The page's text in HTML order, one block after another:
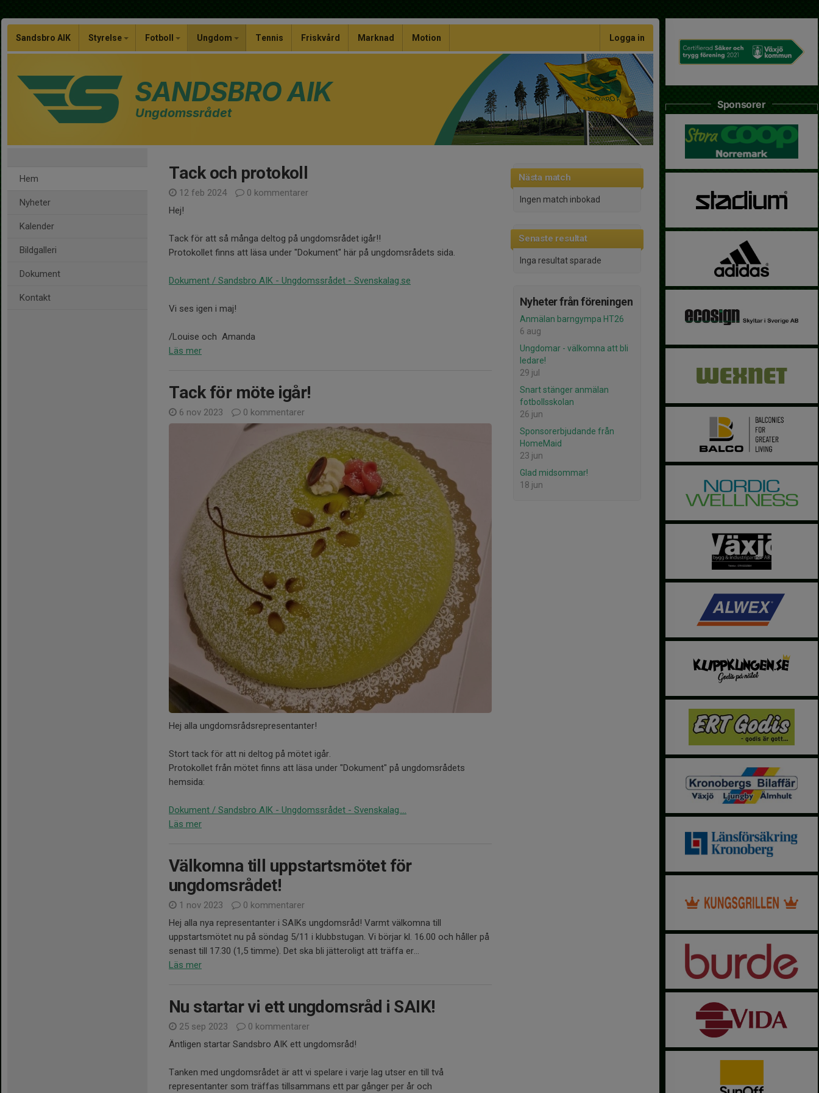
Sandsbro AIK Styrelse Fotboll Ungdom Tennis Friskvård Marknad Motion Logga in
SANDSBRO AIK
Ungdomssrådet
Hem
Nyheter
Kalender
Bildgalleri
Dokument
Kontakt
Nästa match
Ingen match inbokad
Senaste resultat
Inga resultat sparade
Nyheter från föreningen
Anmälan barngympa HT26
6 aug
Ungdomar - välkomna att bli
ledare!
29 jul
Snart stänger anmälan
fotbollsskolan
26 jun
Sponsorerbjudande från
HomeMaid
23 jun
Glad midsommar!
18 jun
Tack och protokoll
12 feb 2024
0 kommentarer
Hej!
Tack för att så många deltog på ungdomsrådet igår!!
Protokollet finns att läsa under "Dokument" här på ungdomsrådets sida.
Dokument / Sandsbro AIK - Ungdomssrådet - Svenskalag.se
Vi ses igen i maj!
/Louise och Amanda
Läs mer
Tack för möte igår!
6 nov 2023 0 kommentarer
Hej alla ungdomsrådsrepresentanter!
Stort tack för att ni deltog på mötet igår.
Protokollet från mötet finns att läsa under "Dokument" på ungdomsrådets
hemsida:
Dokument / Sandsbro AIK - Ungdomssrådet - Svenskalag....
Läs mer
Välkomna till uppstartsmötet för
ungdomsrådet!
1 nov 2023
0 kommentarer
Hej alla nya representanter i SAIKs ungdomsråd! Varmt välkomna till
uppstartsmötet nu på söndag 5/11 i klubbstugan. Vi börjar kl. 16.00 och håller på
senast till 17.30 (1,5 timme). Det ska bli jätteroligt att träffa er...
Läs mer
Nu startar vi ett ungdomsråd i SAIK!
25 sep 2023
0 kommentarer
Äntligen startar Sandsbro AIK ett ungdomsråd!
Tanken med ungdomsrådet är att vi spelare i varje lag utser en till två
representanter som träffas tillsammans ett par gånger per år och
Sponsorer